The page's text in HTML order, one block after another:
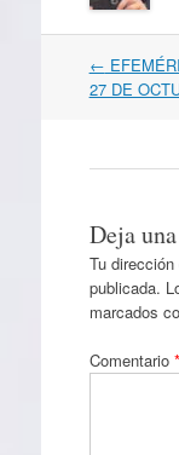
Navegación
por
←
27 DE
Deja
Tu
publicada.
marcados
Comentario *